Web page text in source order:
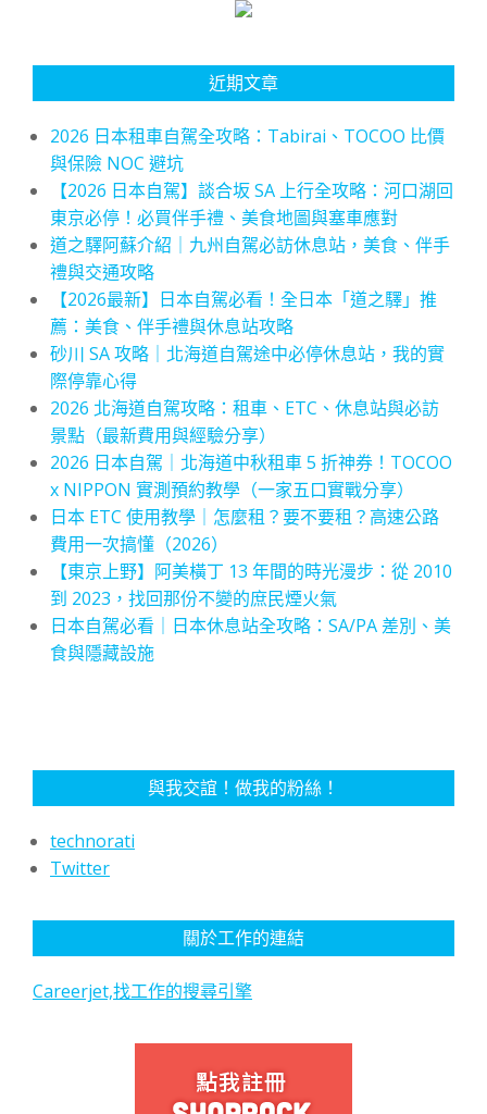
近期文章
2026 日本租車自駕全攻略：Tabirai、TOCOO 比價
與保險 NOC 避坑
【2026 日本自駕】談合坂 SA 上行全攻略：河口湖回
東京必停！必買伴手禮、美食地圖與塞車應對
道之驛阿蘇介紹｜九州自駕必訪休息站，美食、伴手
禮與交通攻略
【2026最新】日本自駕必看！全日本「道之驛」推
薦：美食、伴手禮與休息站攻略
砂川 SA 攻略｜北海道自駕途中必停休息站，我的實
際停靠心得
2026 北海道自駕攻略：租車、ETC、休息站與必訪
景點（最新費用與經驗分享）
2026 日本自駕｜北海道中秋租車 5 折神券！TOCOO
x NIPPON 實測預約教學（一家五口實戰分享）
日本 ETC 使用教學｜怎麼租？要不要租？高速公路
費用一次搞懂（2026）
【東京上野】阿美橫丁 13 年間的時光漫步：從 2010
到 2023，找回那份不變的庶民煙火氣
日本自駕必看｜日本休息站全攻略：SA/PA 差別、美
食與隱藏設施
與我交誼！做我的粉絲！
technorati
Twitter
關於工作的連結
Careerjet,找工作的搜尋引擎